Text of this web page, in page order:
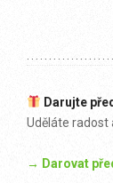
Darujte
Uděláte radost
→ Darovat